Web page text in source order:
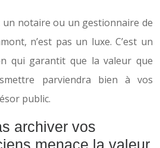
un notaire ou un gestionnaire de
n’est pas un luxe. C’est un
qui garantit que la valeur que
parviendra bien à vos
public.
archiver vos
menace la valeur